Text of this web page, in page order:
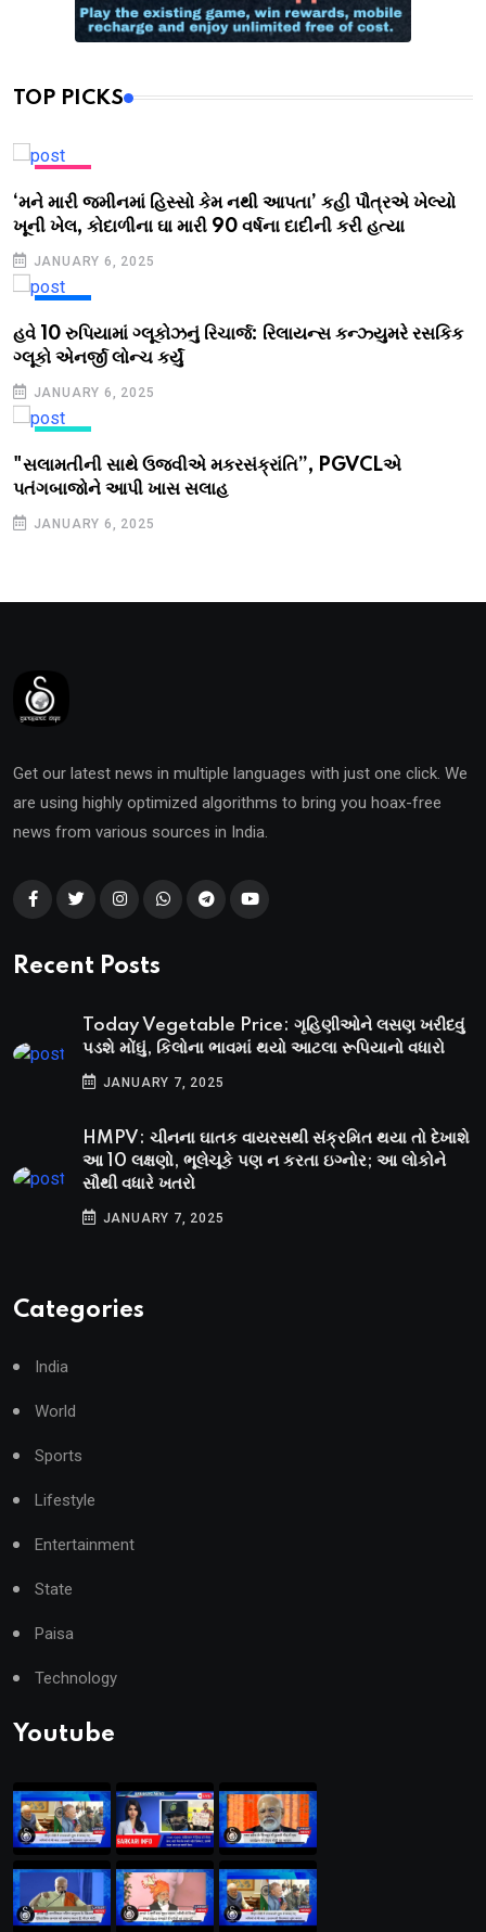
TOP PICKS
‘મને મારી જમીનમાં હિસ્સો કેમ નથી આપતા’ કહી પૌત્રએ ખેલ્યો
ખૂની ખેલ, કોદાળીના ઘા મારી 90 વર્ષના દાદીની કરી હત્યા
JANUARY 6, 2025
હવે 10 રુપિયામાં ગ્લૂકોઝનું રિચાર્જ: રિલાયન્સ કન્ઝ્યુમરે રસકિક
ગ્લૂકો એનર્જી લોન્ચ કર્યું
JANUARY 6, 2025
"સલામતીની સાથે ઉજવીએ મકરસંક્રાંતિ”, PGVCLએ
પતંગબાજોને આપી ખાસ સલાહ
JANUARY 6, 2025
Get our latest news in multiple languages with just one click. We
are using highly optimized algorithms to bring you hoax-free
news from various sources in India.
Recent Posts
Today Vegetable Price: ગૃહિણીઓને લસણ ખરીદવું
પડશે મોંઘું, કિલોના ભાવમાં થયો આટલા રૂપિયાનો વધારો
JANUARY 7, 2025
HMPV: ચીનના ઘાતક વાયરસથી સંક્રમિત થયા તો દેખાશે
આ 10 લક્ષણો, ભૂલેચૂકે પણ ન કરતા ઇગ્નોર; આ લોકોને
સૌથી વધારે ખતરો
JANUARY 7, 2025
Categories
India
World
Sports
Lifestyle
Entertainment
State
Paisa
Technology
Youtube